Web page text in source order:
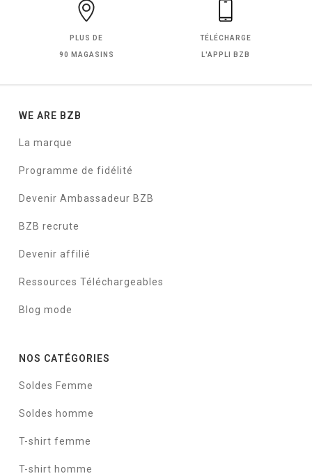
PLUS DE
90 MAGASINS
TÉLÉCHARGE
L'APPLI BZB
WE ARE BZB
La marque
Programme de fidélité
Devenir Ambassadeur BZB
BZB recrute
Devenir affilié
Ressources Téléchargeables
Blog mode
NOS CATÉGORIES
Soldes Femme
Soldes homme
T-shirt femme
T-shirt homme